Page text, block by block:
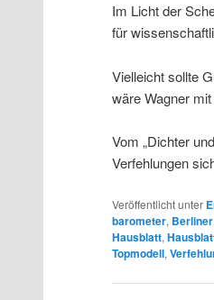
Im Licht der
für
Vielleicht sollte
wäre Wagner
Vom „Dichter
Verfehlungen
Veröffentlicht unter
barometer, Berliner
Hausblatt,
Topmodell,